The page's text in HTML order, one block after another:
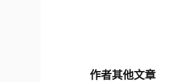
作者其他文章